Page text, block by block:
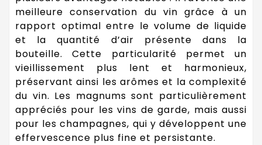
meilleure conservation du vin grâce à un
rapport optimal entre le volume de liquide
et la quantité d’air présente dans la
bouteille. Cette particularité permet un
vieillissement plus lent et harmonieux,
préservant ainsi les arômes et la complexité
du vin. Les magnums sont particulièrement
appréciés pour les vins de garde, mais aussi
pour les champagnes, qui y développent une
effervescence plus fine et persistante.